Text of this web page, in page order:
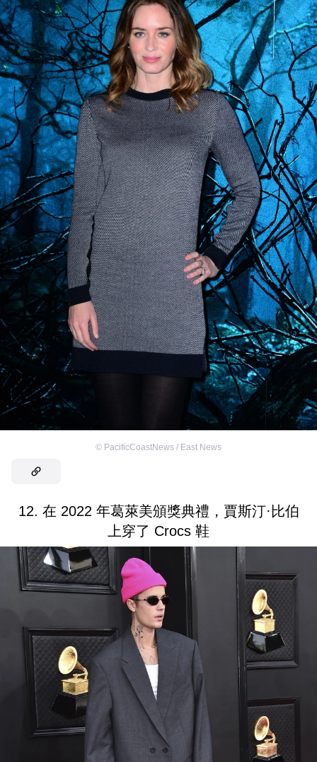
© PacificCoastNews / East News
12. 在 2022 年葛萊美頒獎典禮，賈斯汀·比伯
上穿了 Crocs 鞋